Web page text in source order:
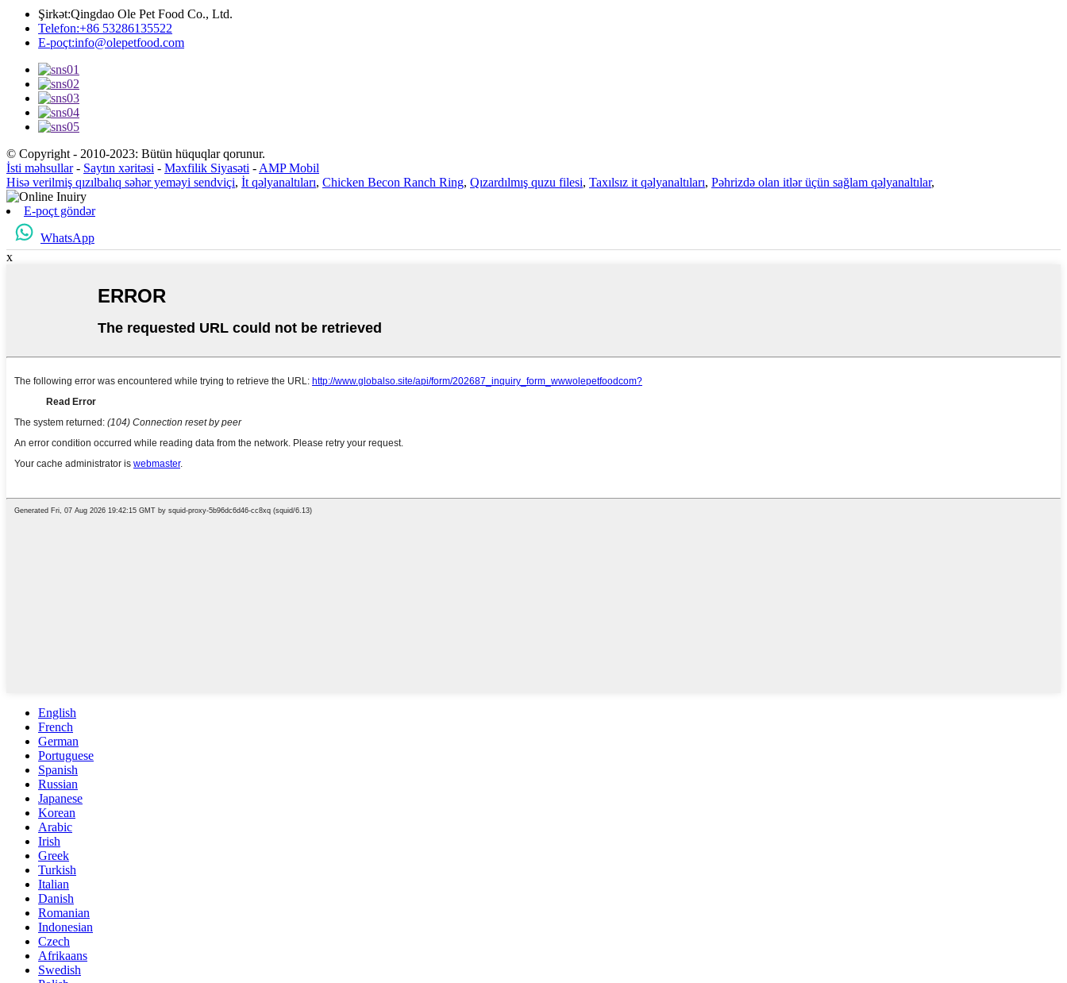
Şirkət:Qingdao Ole Pet Food Co., Ltd.
Telefon:+86 53286135522
E-poçt:info@olepetfood.com
© Copyright - 2010-2023: Bütün hüquqlar qorunur.
İsti məhsullar- Saytın xəritəsi - Məxfilik Siyasəti - AMP Mobil
Hisə verilmiş qızılbalıq səhər yeməyi sendviçi, İt qəlyanaltıları, Chicken Becon Ranch Ring, Qızardılmış quzu filesi, Taxılsız it qəlyanaltıları, Pəhrizdə olan itlər üçün sağlam qəlyanaltılar,
E-poçt göndər
WhatsApp
x
English
French
German
Portuguese
Spanish
Russian
Japanese
Korean
Arabic
Irish
Greek
Turkish
Italian
Danish
Romanian
Indonesian
Czech
Afrikaans
Swedish